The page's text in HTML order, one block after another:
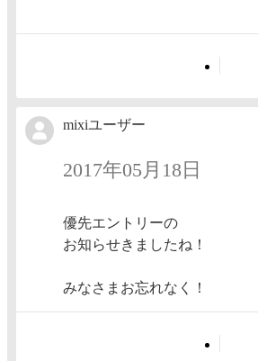
mixiユーザー
2017年05月18日
優先エントリーの
お知らせきましたね！
みなさまお忘れなく！